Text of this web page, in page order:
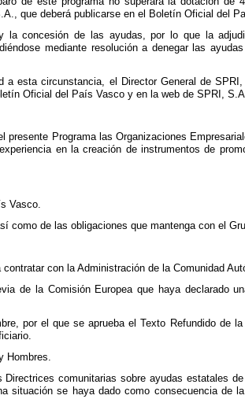
que deberá publicarse en el Boletín Oficial del
concesión de las ayudas, por lo que la
mediante resolución a denegar las
esta circunstancia, el Director General de
Oficial del País Vasco y en la web de SPRI,
Programa las Organizaciones
en la creación de instrumentos de
Vasco.
de las obligaciones que mantenga con el
con la Administración de la Comunidad
de la Comisión Europea que haya declarado
por el que se aprueba el Texto Refundido de
Hombres.
comunitarias sobre ayudas estatales
situación se haya dado como consecuencia de